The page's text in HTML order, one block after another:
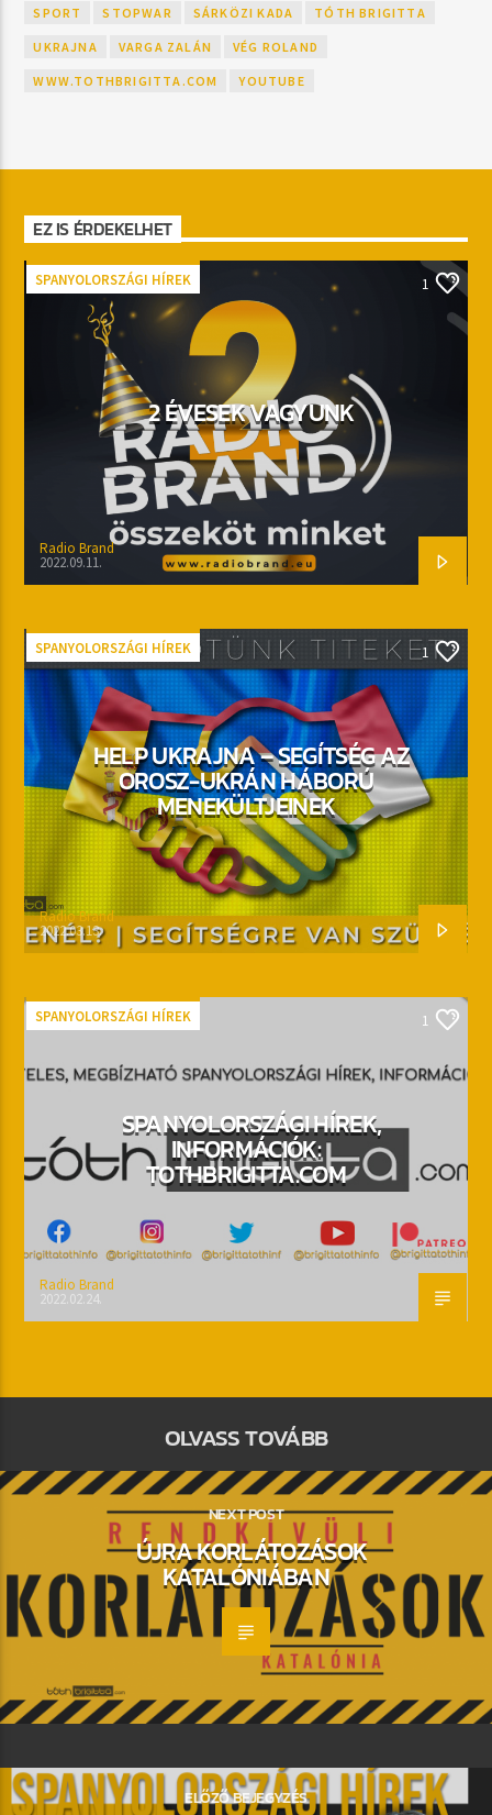
SPORT STOPWAR SÁRKÖZI KADA TÓTH BRIGITTA
UKRAJNA VARGA ZALÁN VÉG ROLAND
WWW.TOTHBRIGITTA.COM YOUTUBE
EZ IS ÉRDEKELHET
SPANYOLORSZÁGI HÍREK 1
2 ÉVESEK VAGYUNK
Radio Brand
2022.09.11.
SPANYOLORSZÁGI HÍREK 1
HELP UKRAJNA – SEGÍTSÉG AZ
OROSZ-UKRÁN HÁBORÚ
MENEKÜLTJEINEK
Radio Brand
2022.03.13.
SPANYOLORSZÁGI HÍREK 1
SPANYOLORSZÁGI HÍREK,
INFORMÁCIÓK:
TOTHBRIGITTA.COM
Radio Brand
2022.02.24.
OLVASS TOVÁBB
NEXT POST
ÚJRA KORLÁTOZÁSOK
KATALÓNIÁBAN
ELŐZŐ BEJEGYZÉS